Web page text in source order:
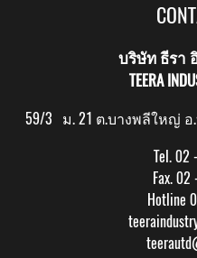
บริษัท ธีรา
TEERA
59/3 ม. 21 ต.บางพลีใหญ่ อ
Tel. 02
Fax.
Hotline